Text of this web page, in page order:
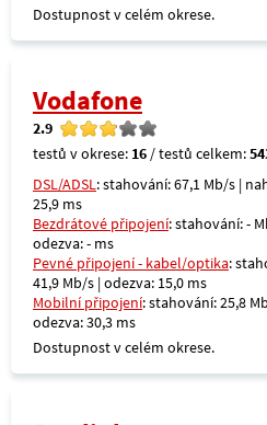
Dostupnost v celém okrese.
Vodafone
2.9
testů v okrese: 16 / testů celkem:
DSL/ADSL: stahování: 67,1 Mb/s |
25,9 ms
Bezdrátové připojení: stahování: -
odezva: - ms
Pevné připojení - kabel/optika:
41,9 Mb/s | odezva: 15,0 ms
Mobilní připojení: stahování: 25,8
odezva: 30,3 ms
Dostupnost v celém okrese.